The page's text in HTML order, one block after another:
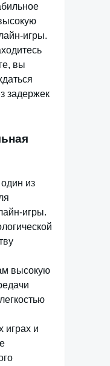
игры.
вы
задержек
из
игры.
высокую
играх и